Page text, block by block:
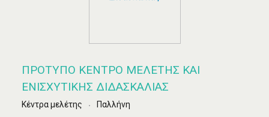
ΠΡΌΤΥΠΟ ΚΈΝΤΡΟ ΜΕΛΈΤΗΣ ΚΑΙ
ΕΝΙΣΧΥΤΙΚΉΣ ΔΙΔΑΣΚΑΛΊΑΣ
Κέντρα μελέτης
Παλλήνη